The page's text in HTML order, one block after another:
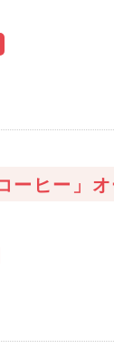
ーヒー」オ